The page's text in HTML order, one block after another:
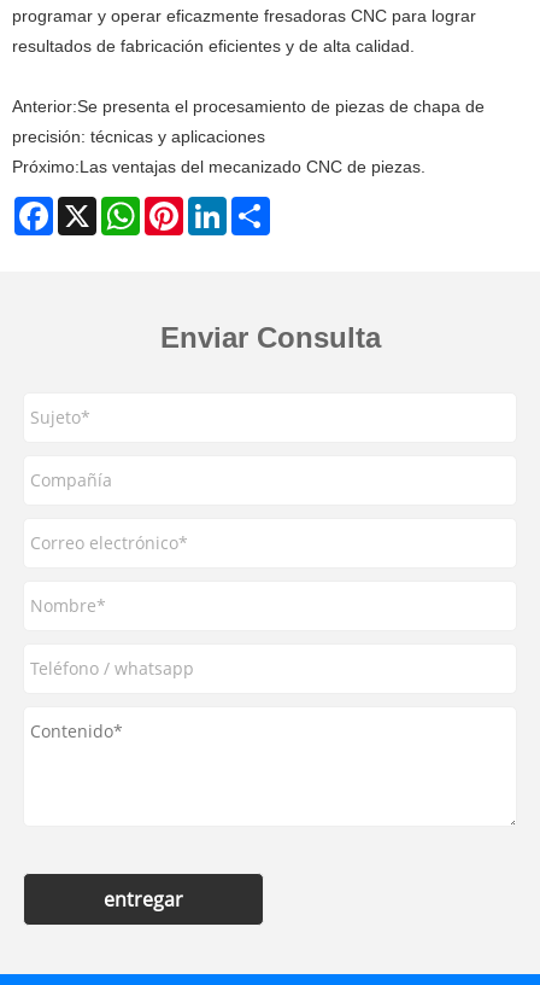
programar y operar eficazmente fresadoras CNC para lograr
resultados de fabricación eficientes y de alta calidad.
Anterior:Se presenta el procesamiento de piezas de chapa de
precisión: técnicas y aplicaciones
Próximo:Las ventajas del mecanizado CNC de piezas.
Facebook
X WhatsAppPinterestLinkedIn
Enviar Consulta
entregar